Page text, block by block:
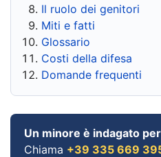
Il ruolo dei genitori
Miti e fatti
Glossario
Costi della difesa
Domande frequenti
Un minore è indagato
Chiama +39 335 669